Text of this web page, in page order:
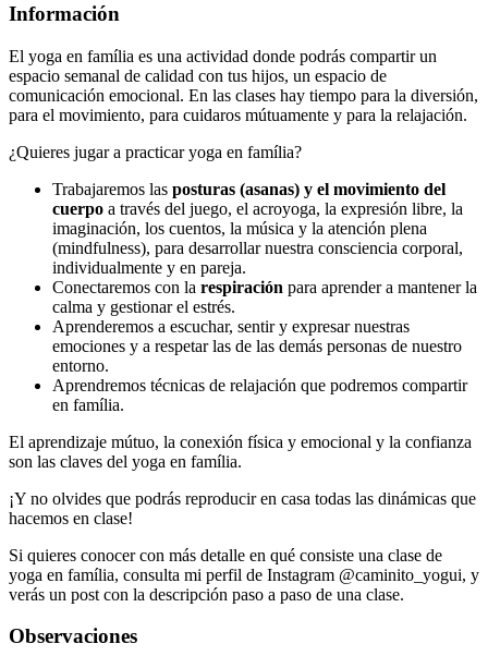
Información
El yoga en família es una actividad donde podrás compartir un
espacio semanal de calidad con tus hijos, un espacio de
comunicación emocional. En las clases hay tiempo para la diversión,
para el movimiento, para cuidaros mútuamente y para la relajación.
¿Quieres jugar a practicar yoga en família?
Trabajaremos las posturas (asanas) y el movimiento del
cuerpo a través del juego, el acroyoga, la expresión libre, la
imaginación, los cuentos, la música y la atención plena
(mindfulness), para desarrollar nuestra consciencia corporal,
individualmente y en pareja.
Conectaremos con la respiración para aprender a mantener la
calma y gestionar el estrés.
Aprenderemos a escuchar, sentir y expresar nuestras
emociones y a respetar las de las demás personas de nuestro
entorno.
Aprendremos técnicas de relajación que podremos compartir
en família.
El aprendizaje mútuo, la conexión física y emocional y la confianza
son las claves del yoga en família.
¡Y no olvides que podrás reproducir en casa todas las dinámicas que
hacemos en clase!
Si quieres conocer con más detalle en qué consiste una clase de
yoga en família, consulta mi perfil de Instagram @caminito_yogui, y
verás un post con la descripción paso a paso de una clase.
Observaciones